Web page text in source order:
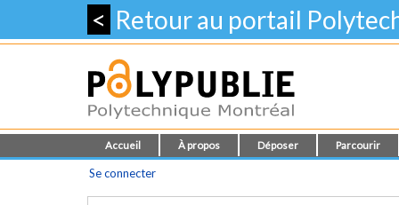
< Retour au portail
Accueil À propos Déposer Parcourir
Se connecter